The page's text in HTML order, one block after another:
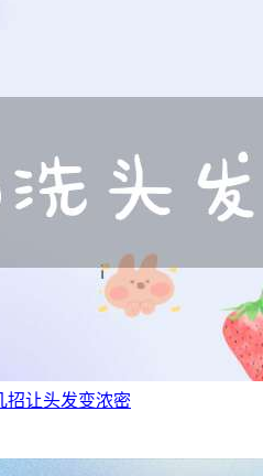
招让头发变浓密